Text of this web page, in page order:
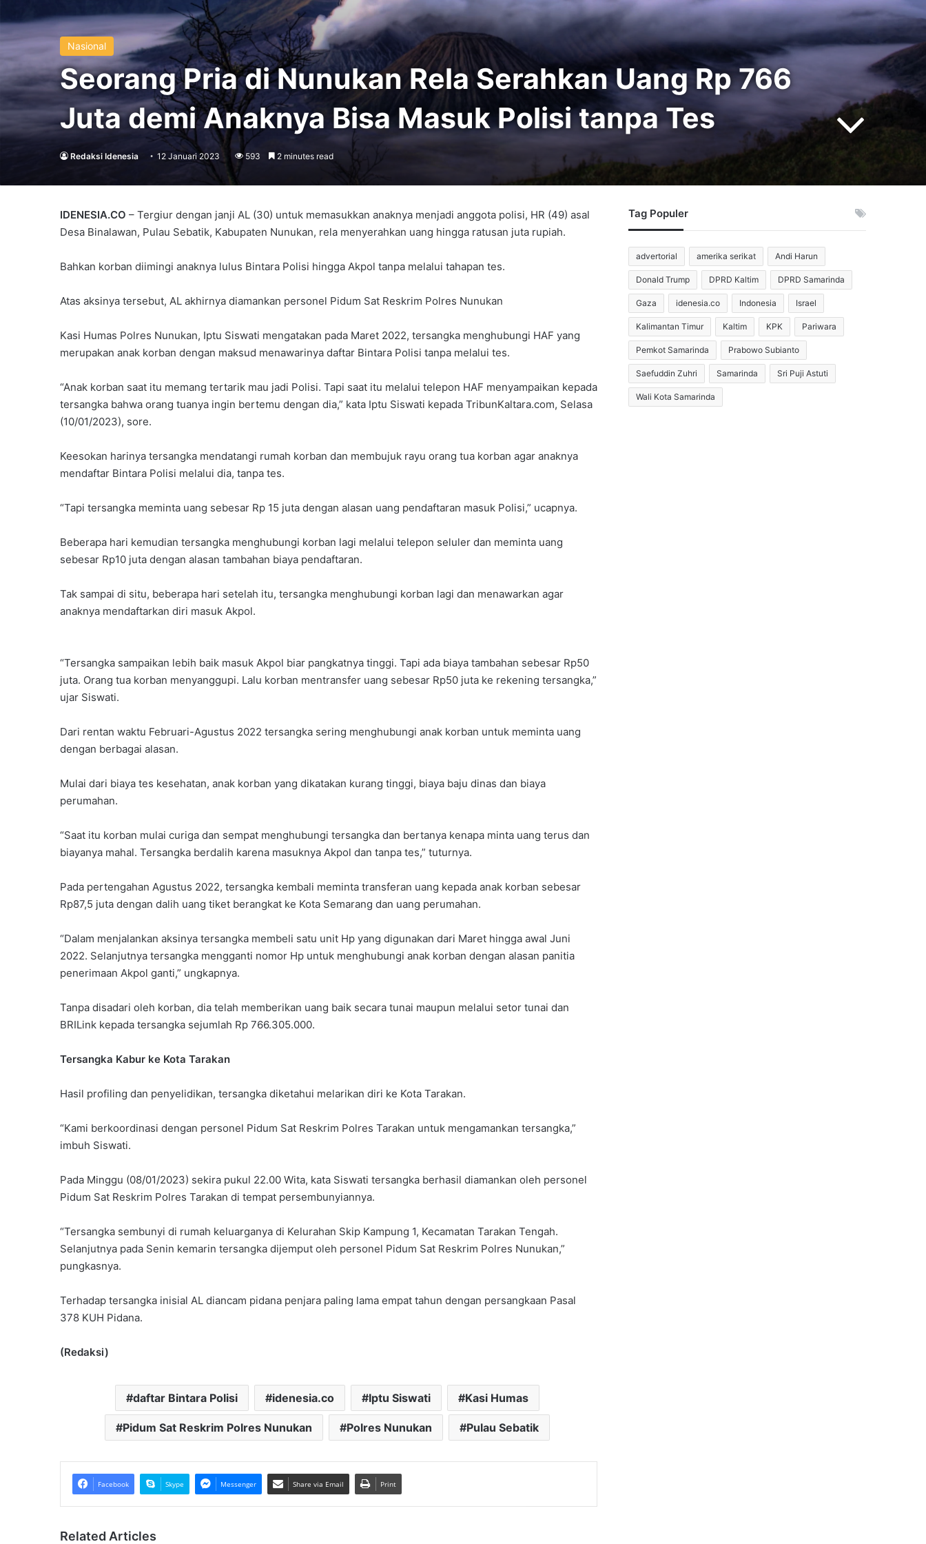
Nasional
Seorang Pria di Nunukan Rela Serahkan Uang Rp 766
Juta demi Anaknya Bisa Masuk Polisi tanpa Tes
Redaksi Idenesia 12 Januari 2023 593 2 minutes read
IDENESIA.CO – Tergiur dengan janji AL (30) untuk memasukkan anaknya menjadi anggota polisi, HR (49) asal
Desa Binalawan, Pulau Sebatik, Kabupaten Nunukan, rela menyerahkan uang hingga ratusan juta rupiah.
Bahkan korban diimingi anaknya lulus Bintara Polisi hingga Akpol tanpa melalui tahapan tes.
Atas aksinya tersebut, AL akhirnya diamankan personel Pidum Sat Reskrim Polres Nunukan
Kasi Humas Polres Nunukan, Iptu Siswati mengatakan pada Maret 2022, tersangka menghubungi HAF yang
merupakan anak korban dengan maksud menawarinya daftar Bintara Polisi tanpa melalui tes.
“Anak korban saat itu memang tertarik mau jadi Polisi. Tapi saat itu melalui telepon HAF menyampaikan kepada
tersangka bahwa orang tuanya ingin bertemu dengan dia,” kata Iptu Siswati kepada TribunKaltara.com, Selasa
(10/01/2023), sore.
Keesokan harinya tersangka mendatangi rumah korban dan membujuk rayu orang tua korban agar anaknya
mendaftar Bintara Polisi melalui dia, tanpa tes.
“Tapi tersangka meminta uang sebesar Rp 15 juta dengan alasan uang pendaftaran masuk Polisi,” ucapnya.
Beberapa hari kemudian tersangka menghubungi korban lagi melalui telepon seluler dan meminta uang
sebesar Rp10 juta dengan alasan tambahan biaya pendaftaran.
Tak sampai di situ, beberapa hari setelah itu, tersangka menghubungi korban lagi dan menawarkan agar
anaknya mendaftarkan diri masuk Akpol.
“Tersangka sampaikan lebih baik masuk Akpol biar pangkatnya tinggi. Tapi ada biaya tambahan sebesar Rp50
juta. Orang tua korban menyanggupi. Lalu korban mentransfer uang sebesar Rp50 juta ke rekening tersangka,”
ujar Siswati.
Dari rentan waktu Februari-Agustus 2022 tersangka sering menghubungi anak korban untuk meminta uang
dengan berbagai alasan.
Mulai dari biaya tes kesehatan, anak korban yang dikatakan kurang tinggi, biaya baju dinas dan biaya
perumahan.
“Saat itu korban mulai curiga dan sempat menghubungi tersangka dan bertanya kenapa minta uang terus dan
biayanya mahal. Tersangka berdalih karena masuknya Akpol dan tanpa tes,” tuturnya.
Pada pertengahan Agustus 2022, tersangka kembali meminta transferan uang kepada anak korban sebesar
Rp87,5 juta dengan dalih uang tiket berangkat ke Kota Semarang dan uang perumahan.
“Dalam menjalankan aksinya tersangka membeli satu unit Hp yang digunakan dari Maret hingga awal Juni
2022. Selanjutnya tersangka mengganti nomor Hp untuk menghubungi anak korban dengan alasan panitia
penerimaan Akpol ganti,” ungkapnya.
Tanpa disadari oleh korban, dia telah memberikan uang baik secara tunai maupun melalui setor tunai dan
BRILink kepada tersangka sejumlah Rp 766.305.000.
Tersangka Kabur ke Kota Tarakan
Hasil profiling dan penyelidikan, tersangka diketahui melarikan diri ke Kota Tarakan.
“Kami berkoordinasi dengan personel Pidum Sat Reskrim Polres Tarakan untuk mengamankan tersangka,”
imbuh Siswati.
Pada Minggu (08/01/2023) sekira pukul 22.00 Wita, kata Siswati tersangka berhasil diamankan oleh personel
Pidum Sat Reskrim Polres Tarakan di tempat persembunyiannya.
“Tersangka sembunyi di rumah keluarganya di Kelurahan Skip Kampung 1, Kecamatan Tarakan Tengah.
Selanjutnya pada Senin kemarin tersangka dijemput oleh personel Pidum Sat Reskrim Polres Nunukan,”
pungkasnya.
Terhadap tersangka inisial AL diancam pidana penjara paling lama empat tahun dengan persangkaan Pasal
378 KUH Pidana.
(Redaksi)
daftar Bintara Polisi idenesia.co Iptu Siswati Kasi Humas
Pidum Sat Reskrim Polres Nunukan Polres Nunukan Pulau Sebatik
Facebook Skype Messenger Share via Email Print
Tag Populer
advertorial amerika serikat Andi Harun
Donald Trump DPRD Kaltim DPRD Samarinda
Gaza idenesia.co Indonesia Israel
Kalimantan Timur Kaltim KPK Pariwara
Pemkot Samarinda Prabowo Subianto
Saefuddin Zuhri Samarinda Sri Puji Astuti
Wali Kota Samarinda
Related Articles